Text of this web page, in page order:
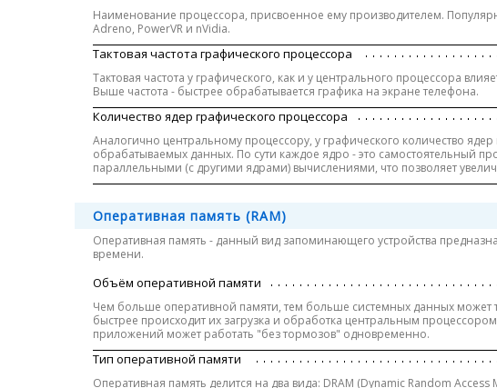
Наименование процессора, присвоенное ему производителем.
Adreno, PowerVR и nVidia.
Тактовая частота графического процессора
Тактовая частота у графического, как и у центрального процессора
Выше частота - быстрее обрабатывается графика на экране телефона.
Количество ядер графического процессора
Аналогично центральному процессору, у графического количество
обрабатываемых данных. По сути каждое ядро - это самостоятельный
параллельными (с другими ядрами) вычислениями, что позволяет
Оперативная память (RAM)
Оперативная память - данный вид запоминающего устройства
времени.
Объём оперативной памяти
Чем больше оперативной памяти, тем больше системных данных может
быстрее происходит их загрузка и обработка центральным
приложений может работать "без тормозов" одновременно.
Тип оперативной памяти
Оперативная память делится на два вида: DRAM (Dynamic Random